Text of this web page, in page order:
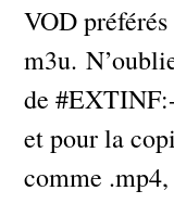
VOD
m3u.
de
et pour la
comme